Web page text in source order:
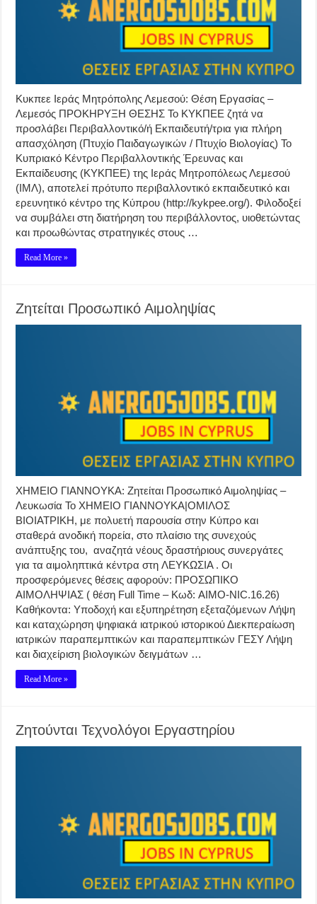
Κυκπεε Ιεράς Μητρόπολης Λεμεσού: Θέση Εργασίας –
Λεμεσός ΠΡΟΚΗΡΥΞΗ ΘΕΣΗΣ Το ΚΥΚΠΕΕ ζητά να
προσλάβει Περιβαλλοντικό/ή Εκπαιδευτή/τρια για πλήρη
απασχόληση (Πτυχίο Παιδαγωγικών / Πτυχίο Βιολογίας) Το
Κυπριακό Κέντρο Περιβαλλοντικής Έρευνας και
Εκπαίδευσης (ΚΥΚΠΕΕ) της Ιεράς Μητροπόλεως Λεμεσού
(ΙΜΛ), αποτελεί πρότυπο περιβαλλοντικό εκπαιδευτικό και
ερευνητικό κέντρο της Κύπρου (http://kykpee.org/). Φιλοδοξεί
να συμβάλει στη διατήρηση του περιβάλλοντος, υιοθετώντας
και προωθώντας στρατηγικές στους …
Read More »
Ζητείται Προσωπικό Αιμοληψίας
ΧΗΜΕΙΟ ΓΙΑΝΝΟΥΚΑ: Ζητείται Προσωπικό Αιμοληψίας –
Λευκωσία Το ΧΗΜΕΙΟ ΓΙΑΝΝΟΥΚΑ|ΟΜΙΛΟΣ
ΒΙΟΙΑΤΡΙΚΗ, με πολυετή παρουσία στην Κύπρο και
σταθερά ανοδική πορεία, στο πλαίσιο της συνεχούς
ανάπτυξης του, αναζητά νέους δραστήριους συνεργάτες
για τα αιμοληπτικά κέντρα στη ΛΕΥΚΩΣΙΑ . Οι
προσφερόμενες θέσεις αφορούν: ΠΡΟΣΩΠΙΚΟ
ΑΙΜΟΛΗΨΙΑΣ ( θέση Full Time – Κωδ: AIMO-NIC.16.26)
Καθήκοντα: Υποδοχή και εξυπηρέτηση εξεταζόμενων Λήψη
και καταχώρηση ψηφιακά ιατρικού ιστορικού Διεκπεραίωση
ιατρικών παραπεμπτικών και παραπεμπτικών ΓΕΣΥ Λήψη
και διαχείριση βιολογικών δειγμάτων …
Read More »
Ζητούνται Τεχνολόγοι Εργαστηρίου